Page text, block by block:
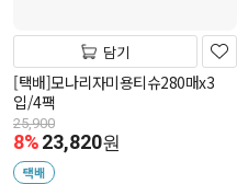
담기
[택배]모나리자미용티슈280매x3
입/4팩
25,900
8%23,820원
택배